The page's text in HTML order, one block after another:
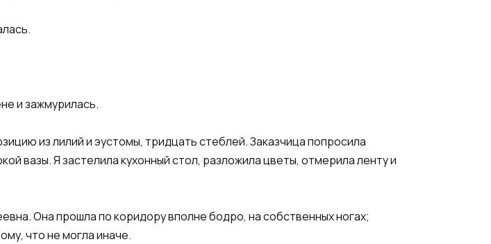
и зажмурилась.
из лилий и эустомы, тридцать стеблей. Заказчица попросила
вазы. Я застелила кухонный стол, разложила цветы, отмерила ленту и
Она прошла по коридору вполне бодро, на собственных ногах;
что не могла иначе.